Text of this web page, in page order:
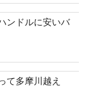
ンドルに安いバ
て多摩川越え